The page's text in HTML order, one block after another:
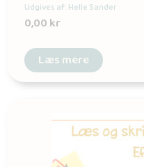
Udgives af: Helle Sander
0,00kr
Læs mere